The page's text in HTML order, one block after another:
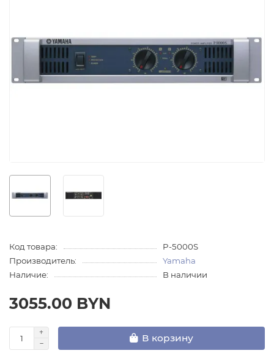
Код товара:
P-5000S
Производитель:
Yamaha
Наличие:
В наличии
3055.00 BYN
В корзину